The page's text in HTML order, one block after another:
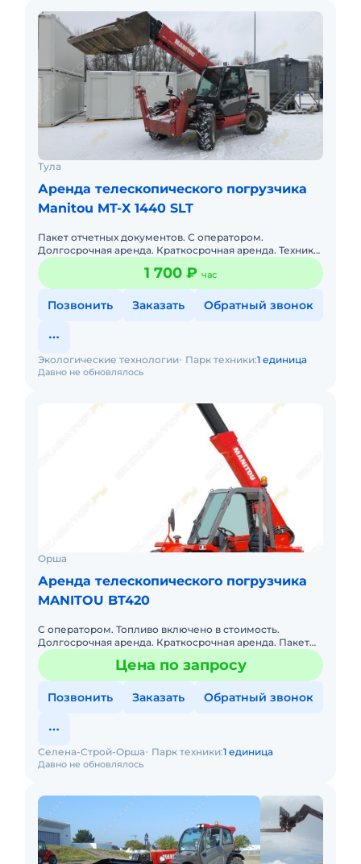
Тула
Аренда телескопического погрузчика
Manitou MT-X 1440 SLT
Пакет отчетных документов. С оператором.
Долгосрочная аренда. Краткосрочная аренда. Техника
с малой наработкой. Сейчас свободна.
1 700 ₽ час
Позвонить Заказать Обратный звонок
Давно не обновлялось
Экологические технологии Парк техники:1 единица
Орша
Аренда телескопического погрузчика
MANITOU BT420
С оператором. Топливо включено в стоимость.
Долгосрочная аренда. Краткосрочная аренда. Пакет
отчетных документов.
Цена по запросу
Позвонить Заказать Обратный звонок
Давно не обновлялось
Селена-Строй-Орша Парк техники:1 единица